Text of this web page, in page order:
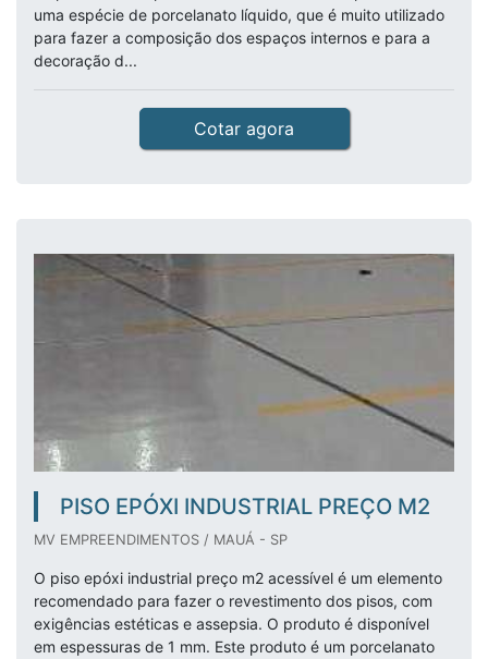
uma espécie de porcelanato líquido, que é muito utilizado
para fazer a composição dos espaços internos e para a
decoração d...
Cotar agora
PISO EPÓXI INDUSTRIAL PREÇO M2
MV EMPREENDIMENTOS / MAUÁ - SP
O piso epóxi industrial preço m2 acessível é um elemento
recomendado para fazer o revestimento dos pisos, com
exigências estéticas e assepsia. O produto é disponível
em espessuras de 1 mm. Este produto é um porcelanato